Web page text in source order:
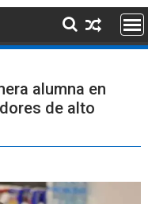
alumna en
de alto